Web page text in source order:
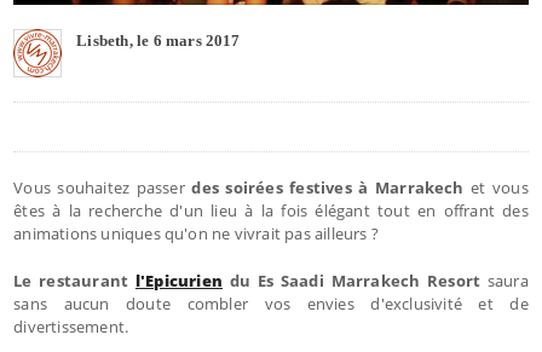
Lisbeth, le 6 mars 2017
Vous souhaitez passerdes soirées festives à Marrakech et vous
êtes à la recherche d'un lieu à la fois élégant tout en offrant des
animations uniques qu'on ne vivrait pas ailleurs ?
Le restaurant l'Epicurien du Es Saadi Marrakech Resort saura
sans aucun doute combler vos envies d'exclusivité et de
divertissement.